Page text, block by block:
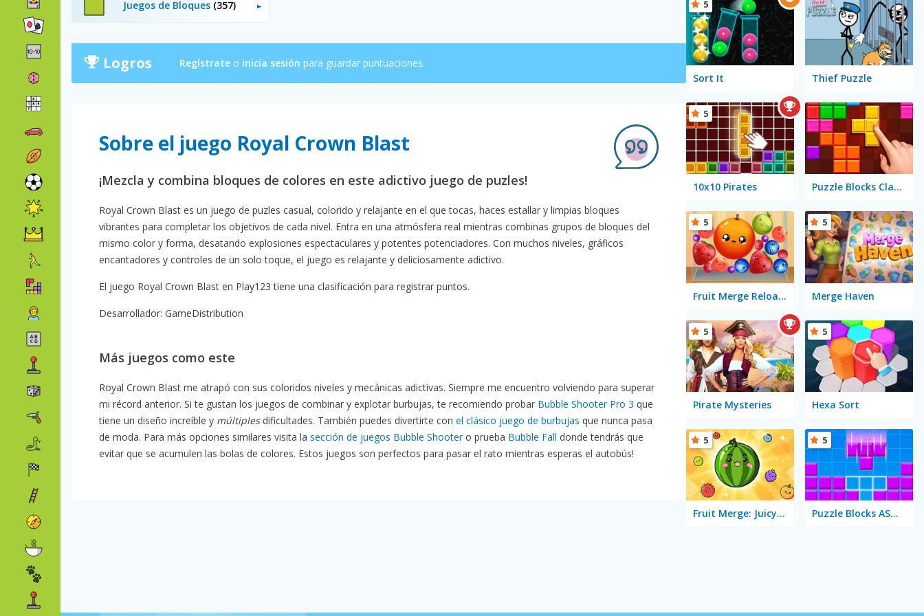
Juegos de Bloques (357)
Logros Regístrate o inicia sesión para guardar puntuaciones.
Sobre el juego Royal Crown Blast
¡Mezcla y combina bloques de colores en este adictivo juego de puzles!
Royal Crown Blast es un juego de puzles casual, colorido y relajante en el que tocas, haces estallar y limpias bloques
vibrantes para completar los objetivos de cada nivel. Entra en una atmósfera real mientras combinas grupos de bloques del
mismo color y forma, desatando explosiones espectaculares y potentes potenciadores. Con muchos niveles, gráficos
encantadores y controles de un solo toque, el juego es relajante y deliciosamente adictivo.
El juego Royal Crown Blast en Play123 tiene una clasificación para registrar puntos.
Desarrollador: GameDistribution
Más juegos como este
Royal Crown Blast me atrapó con sus coloridos niveles y mecánicas adictivas. Siempre me encuentro volviendo para superar
mi récord anterior. Si te gustan los juegos de combinar y explotar burbujas, te recomiendo probar Bubble Shooter Pro 3 que
tiene un diseño increíble y múltiplesdificultades. También puedes divertirte con el clásico juego de burbujas que nunca pasa
de moda. Para más opciones similares visita la sección de juegos Bubble Shootero prueba Bubble Fall donde tendrás que
evitar que se acumulen las bolas de colores. Estos juegos son perfectos para pasar el rato mientras esperas el autobús!
Sort It
5
Thief Puzzle
10x10 Pirates
5
Puzzle Blocks Classic
Fruit Merge Reloaded
5
Merge Haven
5
Pirate Mysteries
5
Hexa Sort
5
Fruit Merge: Juicy Drop Game
5
Puzzle Blocks ASMR Match
5